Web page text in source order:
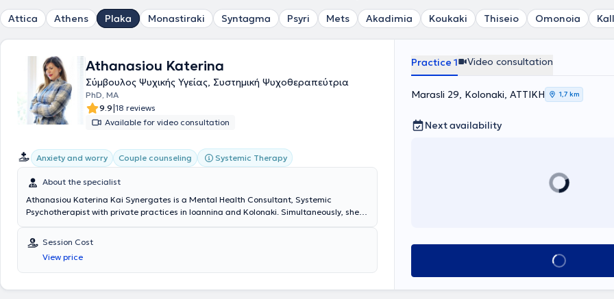
Attica Athens Plaka Monastiraki Syntagma Psyri Mets Akadimia Koukaki Thiseio Omonoia
Athanasiou Katerina
Σύμβουλος Ψυχικής Υγείας, Συστημική Ψυχοθεραπεύτρια
PhD, MA
9.9|18 reviews
Available for video consultation
Anxiety and worry Couple counseling Systemic Therapy
About the specialist
Athanasiou Katerina Kai Synergates is a Mental Health Consultant, Systemic
Psychotherapist with private practices in Ioannina and Kolonaki. Simultaneously, she is
Ke.Sy.The.S. in Ioannina, a recognized Training Center of the E.F.T.A. She is specialized
in Systemic Family and Human Systems Therapy (individuals, families, organizations)
from the Society of Systemic Therapy and Human Systems Intervention. Additionally,
she has specialized in Neuro-Linguistic Programming at Reframe Greece and has
Session Cost
View price
Practice 1 Video consultation
Marasli 29, Kolonaki, ΑΤΤΙΚΗ 1,7 km
Next availability
Book appointment